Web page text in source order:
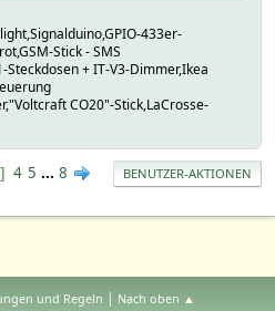
433er-
Stick - SMS
+ IT-V3-Dimmer,Ikea
CO20"-Stick,LaCrosse-
4 5 ... 8 BENUTZER-AKTIONEN
und Regeln | Nach oben ▲